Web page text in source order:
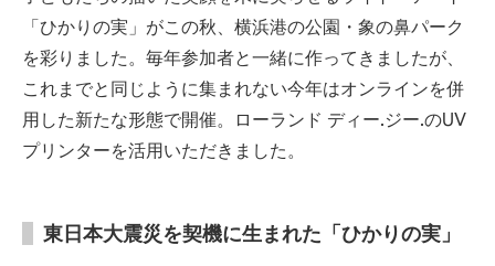
「ひかりの実」がこの秋、横浜港の公園・象の鼻パーク
を彩りました。毎年参加者と一緒に作ってきましたが、
これまでと同じように集まれない今年はオンラインを併
用した新たな形態で開催。ローランド ディー.ジー.のUV
プリンターを活用いただきました。
東日本大震災を契機に生まれた「ひかりの実」